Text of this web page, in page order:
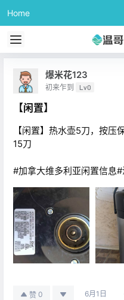
Home
爆米花123
初来乍到 Lv0
【闲置】
【闲置】热水壶5刀，按
15刀
#加拿大维多利亚闲置信息
赞 0 6月1日